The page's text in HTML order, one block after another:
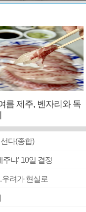
름 제주, 벤자리와 독
다(종합)
냐’ 10일 결정
우려가 현실로